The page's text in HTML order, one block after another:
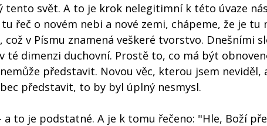
tento svět. A to je krok nelegitimní k této úvaze
řeč o novém nebi a nové zemi, chápeme, že je
což v Písmu znamená veškeré tvorstvo. Dnešními
té dimenzi duchovní. Prostě to, co má být
představit. Novou věc, kterou jsem
představit, to by byl úplný nesmysl.
a to je podstatné. A je k tomu řečeno: "Hle, Boží